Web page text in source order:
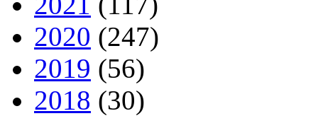
2020 (247)
2019 (56)
2018 (30)